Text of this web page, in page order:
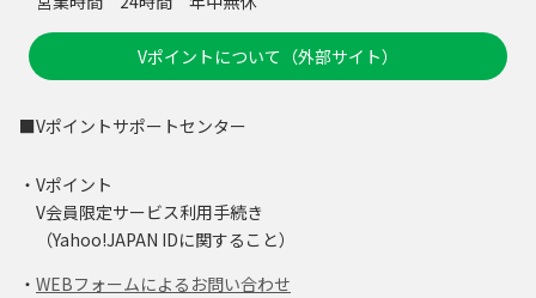
Vポイントについて（外部サイト）
■Vポイントサポートセンター
・Vポイント
V会員限定サービス利用手続き
（Yahoo!JAPAN IDに関すること）
・ WEBフォームによるお問い合わせ